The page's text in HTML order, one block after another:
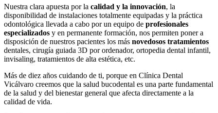
Nuestra clara apuesta por la calidad y la innovación, la
disponibilidad de instalaciones totalmente equipadas y la práctica
odontológica llevada a cabo por un equipo de profesionales
especializados y en permanente formación, nos permiten poner a
disposición de nuestros pacientes los más novedosos tratamientos
dentales, cirugía guiada 3D por ordenador, ortopedia dental infantil,
invisaling, tratamientos de alta estética, etc.
Más de diez años cuidando de ti, porque en Clínica Dental
Vicálvaro creemos que la salud bucodental es una parte fundamental
de la salud y del bienestar general que afecta directamente a la
calidad de vida.